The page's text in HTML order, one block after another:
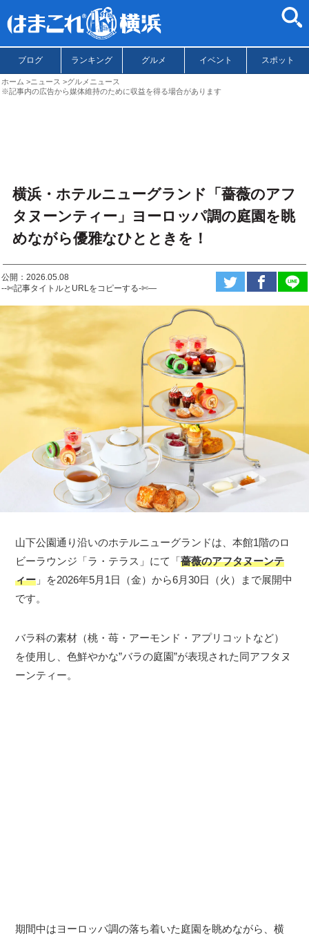
ブログ ランキング グルメ イベント スポット
ホーム ニュース
グルメニュース
※記事内の広告から媒体維持のために収益を得る場合があります
横浜・ホテルニューグランド「薔薇のアフ
タヌーンティー」ヨーロッパ調の庭園を眺
めながら優雅なひとときを！
公開：2026.05.08
--✄記事タイトルとURLをコピーする-✄—
山下公園通り沿いのホテルニューグランドは、本館1階のロ
ビーラウンジ「ラ・テラス」にて「薔薇のアフタヌーンテ
ィー 」を2026年5月1日（金）から6月30日（火）まで展開中
です。
バラ科の素材（桃・苺・アーモンド・アプリコットなど）
を使用し、色鮮やかな”バラの庭園”が表現された同アフタヌ
ーンティー。
期間中はヨーロッパ調の落ち着いた庭園を眺めながら、横